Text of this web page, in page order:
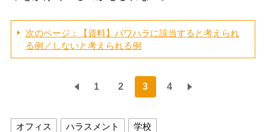
次のページ：【資料】パワハラに該当すると考えられ
る例／しないと考えられる例
1 2 3 4
オフィス ハラスメント 学校